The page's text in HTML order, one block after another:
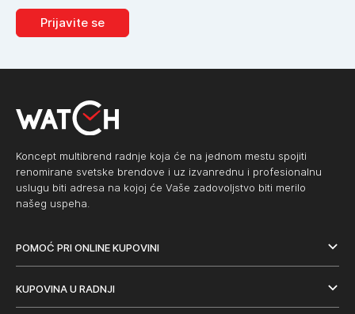
Prijavite se
Koncept multibrend radnje koja će na jednom mestu spojiti
renomirane svetske brendove i uz izvanrednu i profesionalnu
uslugu biti adresa na kojoj će Vaše zadovoljstvo biti merilo
našeg uspeha.
POMOĆ PRI ONLINE KUPOVINI
KUPOVINA U RADNJI